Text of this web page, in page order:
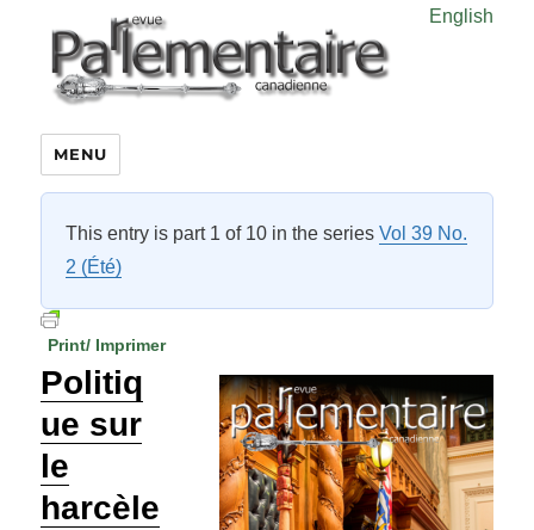
English
MENU
This entry is part 1 of 10 in the seriesVol 39 No.
2 (Été)
Print/ Imprimer
Politiq
ue sur
le
harcèle